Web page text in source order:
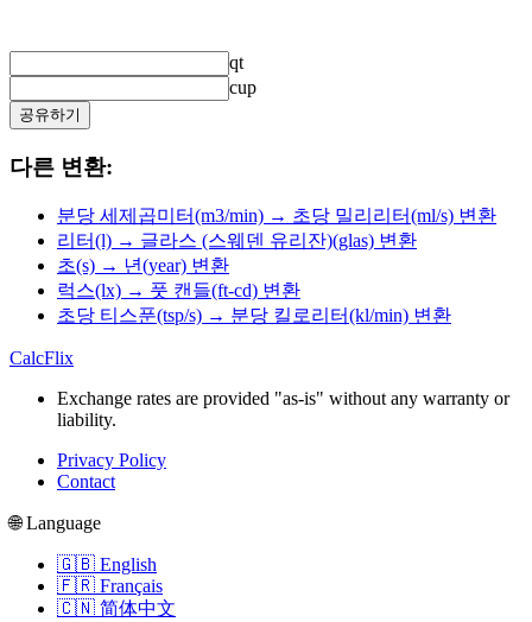
qt
cup
공유하기
다른 변환:
분당 세제곱미터(m3/min) → 초당 밀리리터(ml/s) 변환
리터(l) → 글라스 (스웨덴 유리잔)(glas) 변환
초(s) → 년(year) 변환
럭스(lx) → 풋 캔들(ft-cd) 변환
초당 티스푼(tsp/s) → 분당 킬로리터(kl/min) 변환
CalcFlix
Exchange rates are provided "as-is" without any warranty or
liability.
Privacy Policy
Contact
🌐 Language
🇬🇧 English
🇫🇷 Français
🇨🇳 简体中文